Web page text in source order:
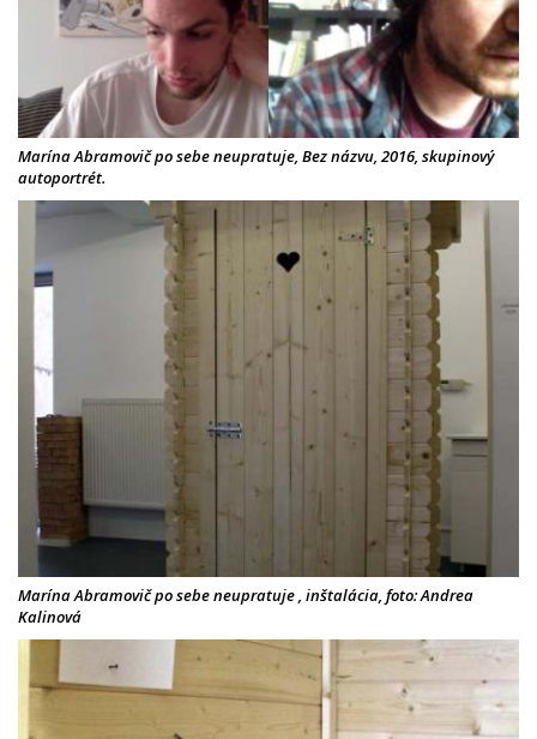
Marína Abramovič po sebe neupratuje, Bez názvu, 2016, skupinový
autoportrét.
Marína Abramovič po sebe neupratuje , inštalácia, foto: Andrea
Kalinová